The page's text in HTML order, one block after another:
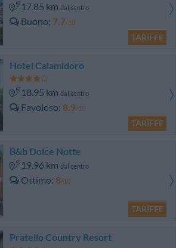
17.85 km dal centro
Buono 7.7/10
TARIFFE
Hotel Calamidoro
18.95 km dal centro
Favoloso 8.9/10
TARIFFE
B&b Dolce Notte
19.96 km dal centro
Ottimo 8/10
TARIFFE
Pratello Country Resort